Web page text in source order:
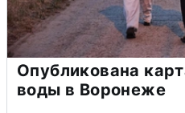
Опубликована
воды в Воронеже